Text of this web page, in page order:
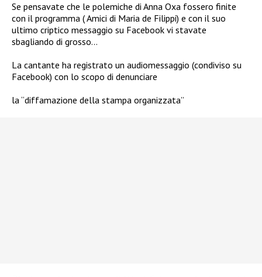
Se pensavate che le polemiche di Anna Oxa fossero finite
con il programma ( Amici di Maria de Filippi) e con il suo
ultimo criptico messaggio su Facebook vi stavate
sbagliando di grosso…
La cantante ha registrato un audiomessaggio (condiviso su
Facebook) con lo scopo di denunciare
la “diffamazione della stampa organizzata”